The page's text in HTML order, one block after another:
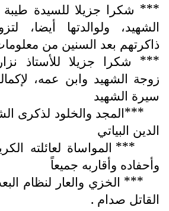
*** شكرا جزيلا للسيدة
الشهيد، ولوالدتها أيضا،
ذاكرتهم بعد السنين من
*** شكرا جزيلا للأستاذ
زوجة الشهيد وابن عمه،
سيرة الشهيد
***المجد والخلود لذكرى
الدين البياتي
*** المواساة لعائلته
وأحفاده وأقاربه جميعاً
*** الخزي والعار لنظام
القاتل صدام .